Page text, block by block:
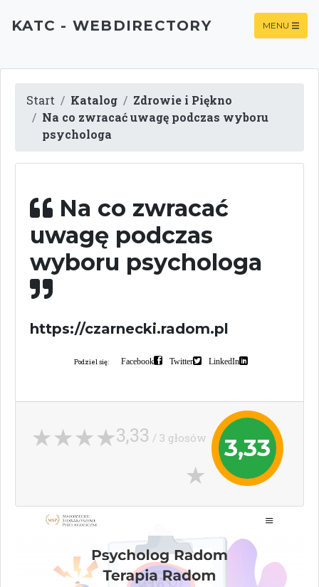
KATC - WEBDIRECTORY MENU
Start Katalog
Zdrowie i Piękno
Na co zwracać uwagę podczas wyboru
psychologa
Na co zwracać
uwagę podczas
wyboru psychologa
https://czarnecki.radom.pl
Podziel się: Facebook Twitter LinkedIn
3,33
3,33 / 3 głosów